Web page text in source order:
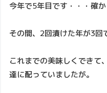
今年で5年目です・・・確か
その間、2回漬けた年が3回
これまでの美味しくできて
達に配っていましたが。